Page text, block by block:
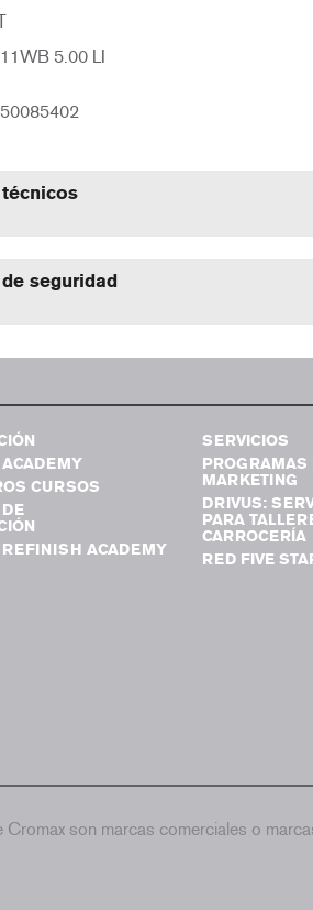
5.00 LI
seguridad
CURSOS
REFINISH ACADEMY
SERVICIOS
PROGRAMAS
MARKETING
DRIVUS:
PARA
CARROCERÍA
RED FIVE
son marcas comerciales o